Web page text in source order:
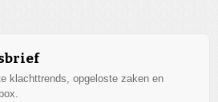
klachttrends, opgeloste zaken en